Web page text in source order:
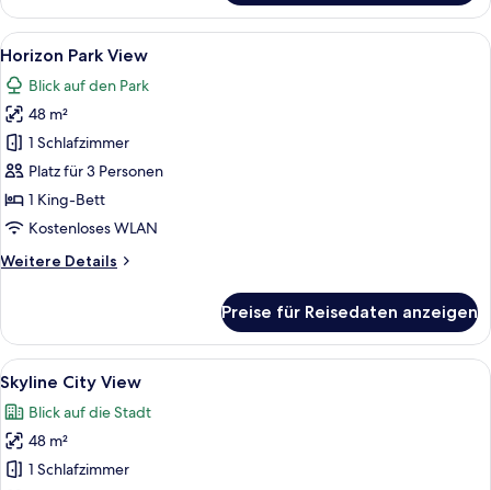
City
View
Alle
Fotos
für
Horizon
Park
View
anzeigen
Ein Hotelzimmer mit einem großen
7
Horizon Park View
Blick auf den Park
48 m²
1 Schlafzimmer
Platz für 3 Personen
1 King-Bett
Kostenloses WLAN
Weitere Details
Weitere
Park
View
Preise für Reisedaten anzeigen
Alle
Fotos
für
Skyline
City
Ein Hotelzimmer mit einem großen
7
Skyline City View
Blick auf die Stadt
48 m²
1 Schlafzimmer